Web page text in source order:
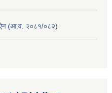
ऐन (आ.व. २०८१/०८२)